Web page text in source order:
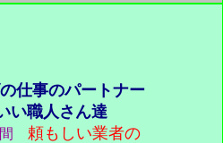
仕事のパートナー
い職人さん達
頼もしい業者の